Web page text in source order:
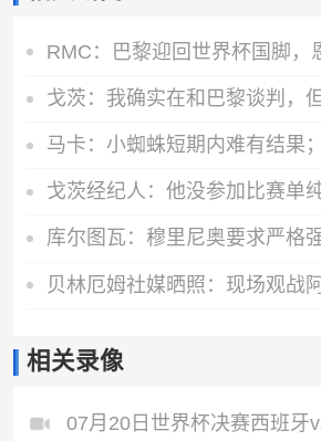
相关录像
07月20日世界杯决赛西班牙